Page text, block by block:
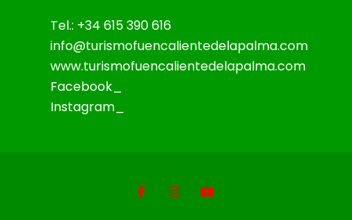
Tel.: +34 615 390 616
info@turismofuencalientedelapalma.com
www.turismofuencalientedelapalma.com
Facebook_
Instagram_